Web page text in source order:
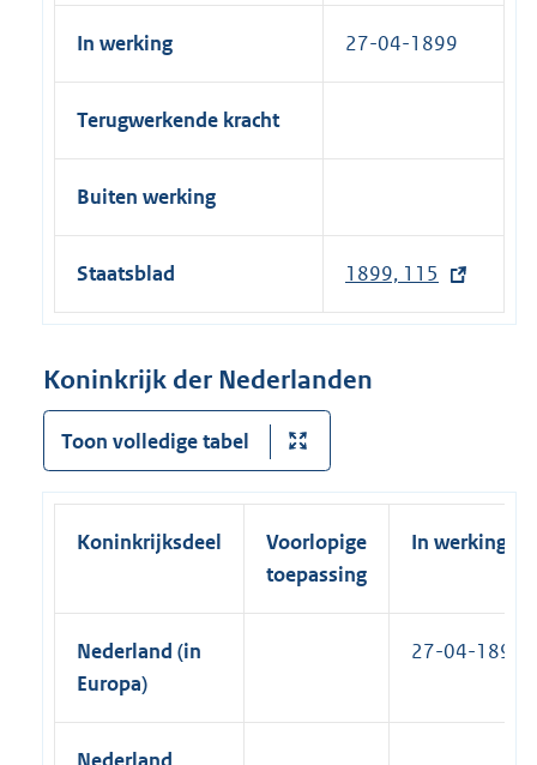
In werking 27-04-1899
Terugwerkende kracht
Buiten werking
Staatsblad 1899, 115
Koninkrijk der Nederlanden
Toon volledige tabel
Koninkrijksdeel
Voorlopige
toepassing
In werking
Nederland (in
Europa)
27-04-1899